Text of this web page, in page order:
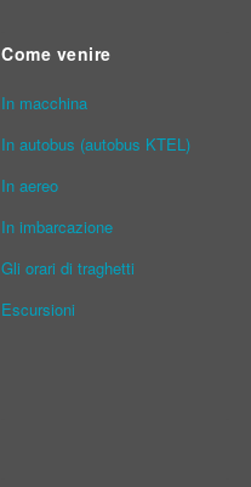
Come venire
In macchina
In autobus (autobus KTEL)
In aereo
In imbarcazione
Gli orari di traghetti
Escursioni